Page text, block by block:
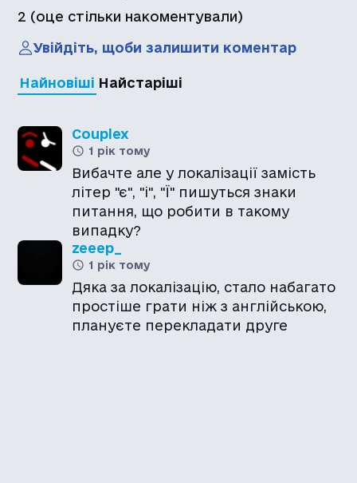
2 (оце стільки накоментували)
Увійдіть, щоби залишити коментар
Найновіші Найстаріші
Couplex
1 рік тому
Вибачте але у локалізації замість
літер "є", "і", "Ї" пишуться знаки
питання, що робити в такому
випадку?
zeeep_
1 рік тому
Дяка за локалізацію, стало набагато
простіше грати ніж з англійською,
плануєте перекладати друге